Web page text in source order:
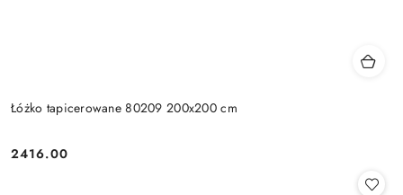
Łóżko tapicerowane 80209 200x200 cm
Cena:
2416.00